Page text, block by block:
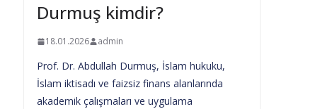
Durmuş kimdir?
18.01.2026 admin
Prof. Dr. Abdullah Durmuş, İslam hukuku,
İslam iktisadı ve faizsiz finans alanlarında
akademik çalışmaları ve uygulama